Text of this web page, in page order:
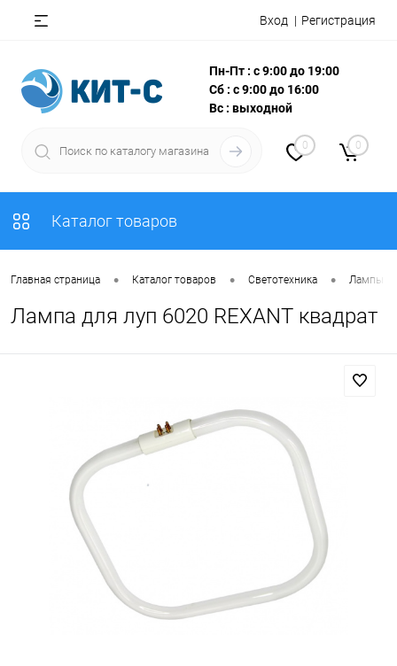
Вход Регистрация
Пн-Пт : с 9:00 до 19:00
Сб : с 9:00 до 16:00
Вс : выходной
0 0
Каталог товаров
Главная страница • Каталог товаров • Светотехника • Лампы
Лампа для луп 6020 REXANT квадрат